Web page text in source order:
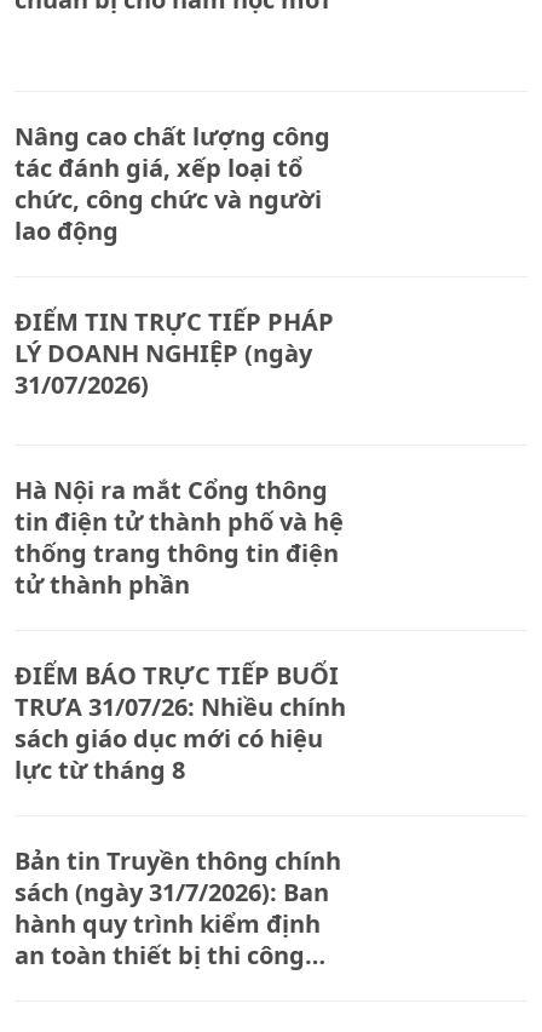
Nâng cao chất lượng công
tác đánh giá, xếp loại tổ
chức, công chức và người
lao động
ĐIỂM TIN TRỰC TIẾP PHÁP
LÝ DOANH NGHIỆP (ngày
31/07/2026)
Hà Nội ra mắt Cổng thông
tin điện tử thành phố và hệ
thống trang thông tin điện
tử thành phần
ĐIỂM BÁO TRỰC TIẾP BUỔI
TRƯA 31/07/26: Nhiều chính
sách giáo dục mới có hiệu
lực từ tháng 8
Bản tin Truyền thông chính
sách (ngày 31/7/2026): Ban
hành quy trình kiểm định
an toàn thiết bị thi công